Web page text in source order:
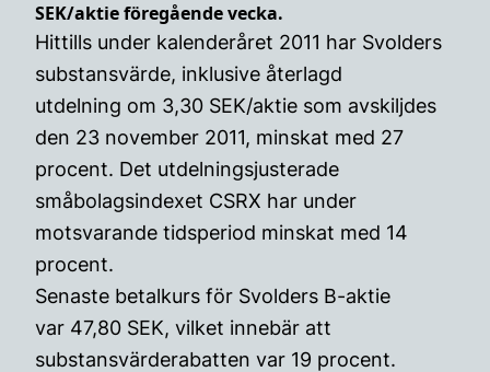
SEK/aktie föregående vecka.
Hittills under kalenderåret 2011 har Svolders
substansvärde, inklusive återlagd
utdelning om 3,30 SEK/aktie som avskiljdes
den 23 november 2011, minskat med 27
procent. Det utdelningsjusterade
småbolagsindexet CSRX har under
motsvarande tidsperiod minskat med 14
procent.
Senaste betalkurs för Svolders B-aktie
var 47,80 SEK, vilket innebär att
substansvärderabatten var 19 procent.